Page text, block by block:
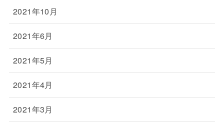
2021年10月
2021年6月
2021年5月
2021年4月
2021年3月